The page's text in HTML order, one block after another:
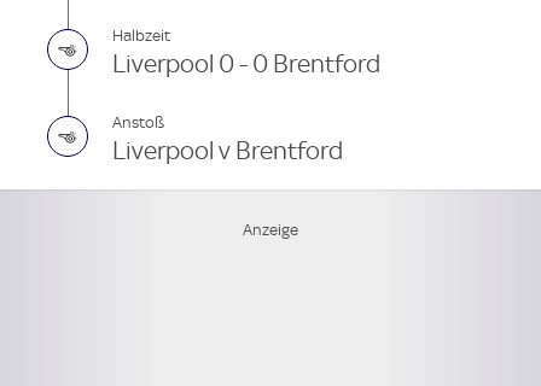
Halbzeit
Liverpool 0 - 0 Brentford
Anstoß
Liverpool v Brentford